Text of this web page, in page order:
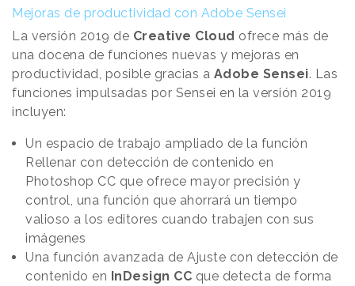
Mejoras de productividad con Adobe Sensei
La versión 2019 de Creative Cloud ofrece más de
una docena de funciones nuevas y mejoras en
productividad, posible gracias a Adobe Sensei. Las
funciones impulsadas por Sensei en la versión 2019
incluyen:
Un espacio de trabajo ampliado de la función
Rellenar con detección de contenido en
Photoshop CC que ofrece mayor precisión y
control, una función que ahorrará un tiempo
valioso a los editores cuando trabajen con sus
imágenes
Una función avanzada de Ajuste con detección de
contenido en InDesign CC que detecta de forma